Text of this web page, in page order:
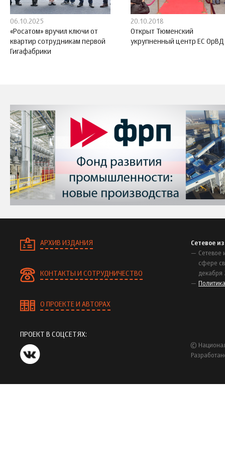
06.10.2025
«Росатом» вручил ключи от
квартир сотрудникам первой
Гигафабрики
20.10.2018
Открыт Тюменский
укрупненный центр ЕС ОрВД
АРХИВ ИЗДАНИЯ
КОНТАКТЫ И СОТРУДНИЧЕСТВО
О ПРОЕКТЕ И АВТОРАХ
Сетевое
Сетевое
сфере
декабря
ПРОЕКТ В СОЦСЕТЯХ:
©